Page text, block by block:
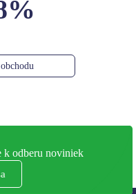
k odberu noviniek